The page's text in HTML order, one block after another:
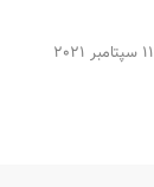
11 سپتامبر 2021